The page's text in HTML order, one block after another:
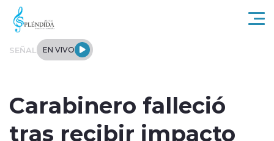
Click acá para ir directamente al contenido
SEÑAL EN VIVO
Carabinero falleció
tras recibir impacto